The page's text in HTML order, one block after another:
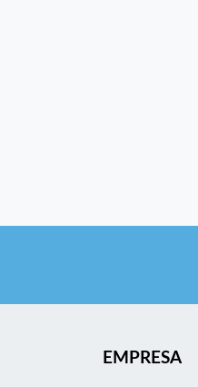
EMPRESA